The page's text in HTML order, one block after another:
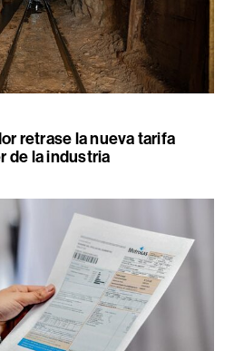
retrase la nueva tarifa
de la industria